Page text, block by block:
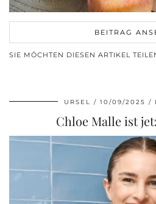
BEITRAG
SIE MÖCHTEN DIESEN ARTIKEL
URSEL 10/09/2025
Chloe Malle ist